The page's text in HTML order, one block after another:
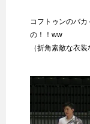
コフトゥンのバ
の！！ww
（折角素敵な衣